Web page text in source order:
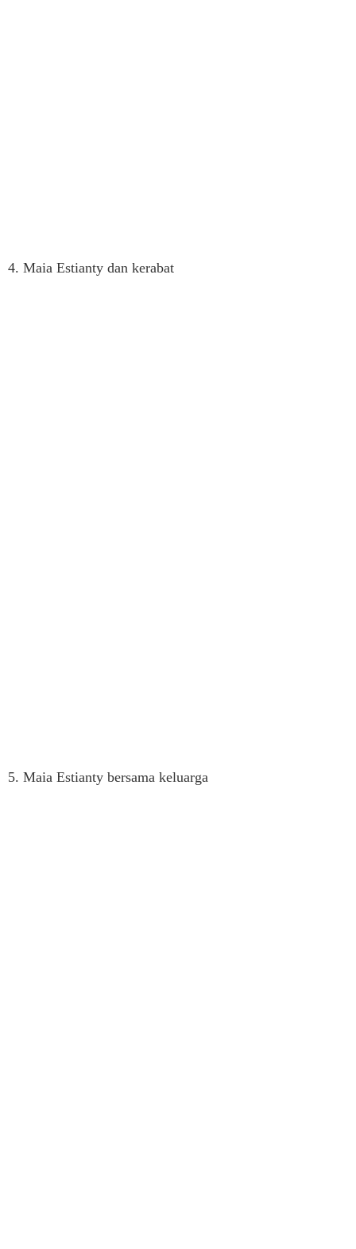
4. Maia Estianty dan kerabat
5. Maia Estianty bersama keluarga